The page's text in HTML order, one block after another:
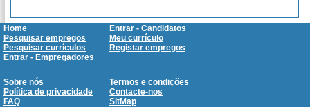
Home
Entrar - Candidatos
Pesquisar empregos
Meu currículo
Pesquisar currículos
Registar empregos
Entrar - Empregadores
Sobre nós
Termos e condições
Política de privacidade
Contacte-nos
FAQ
SitMap